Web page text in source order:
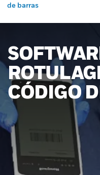
de barras
CÓDIGO